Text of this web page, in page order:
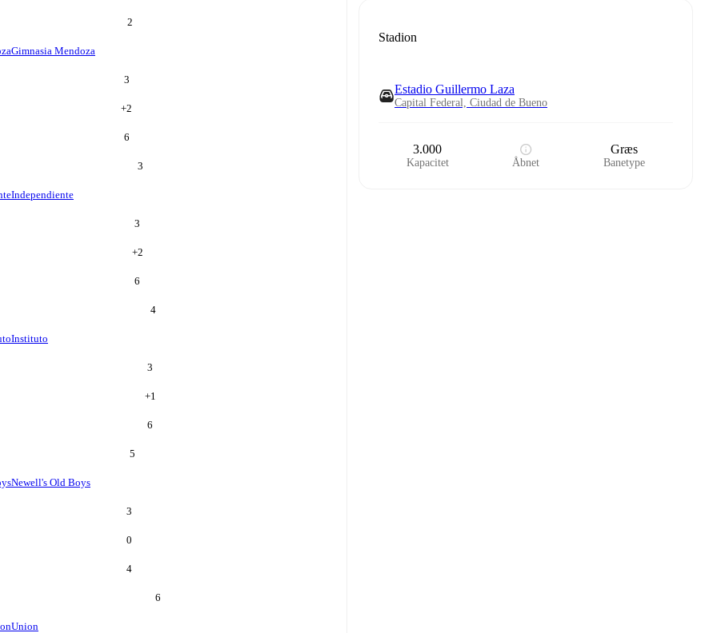
2
Gimnasia Mendoza
3
+2
6
3
Independiente
3
+2
6
4
Instituto
3
+1
6
5
Newell's Old Boys
3
0
4
6
Union
Stadion
Estadio Guillermo Laza
Capital Federal, Ciudad de Bueno
3.000
Kapacitet Åbnet
Græs
Banetype